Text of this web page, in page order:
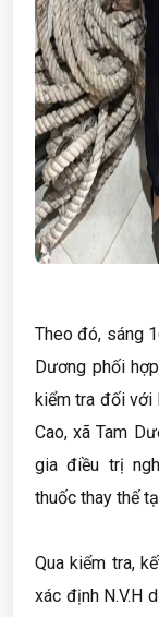
Theo đó, sáng
Dương phối
kiểm tra đối với
Cao, xã Tam
gia điều trị
thuốc thay thế
Qua kiểm tra,
xác định N.V.H